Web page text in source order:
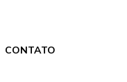
CONTATO